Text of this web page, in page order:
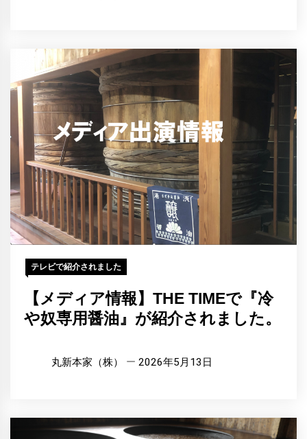
テレビで紹介されました
【メディア情報】THE TIMEで『冷
や奴専用醤油』が紹介されました。
丸新本家（株） 2026年5月13日